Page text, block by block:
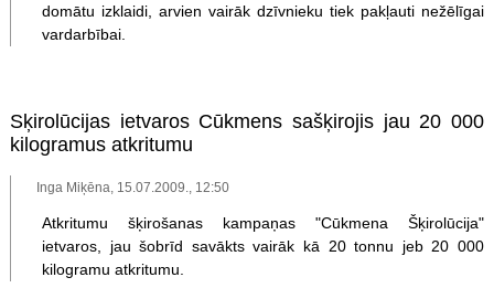
domātu izklaidi, arvien vairāk dzīvnieku tiek pakļauti nežēlīgai
vardarbībai.
Sķirolūcijas ietvaros Cūkmens sašķirojis jau 20 000
kilogramus atkritumu
Inga Miķēna, 15.07.2009., 12:50
Atkritumu šķirošanas kampaņas "Cūkmena Šķirolūcija"
ietvaros, jau šobrīd savākts vairāk kā 20 tonnu jeb 20 000
kilogramu atkritumu.